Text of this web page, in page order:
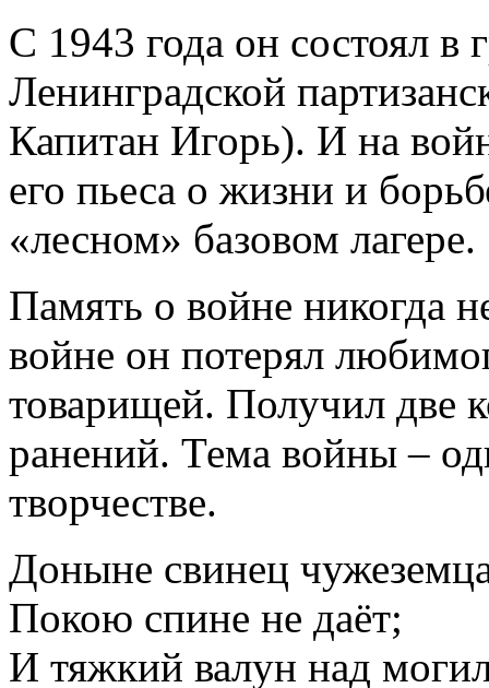
С 1943 года он состоял в
Ленинградской
Капитан Игорь). И на
его пьеса о жизни и
«лесном» базовом лагере.
Память о войне никогда
войне он потерял
товарищей. Получил две
ранений. Тема войны –
творчестве.
Доныне свинец
Покою спине не даёт;
И тяжкий валун над